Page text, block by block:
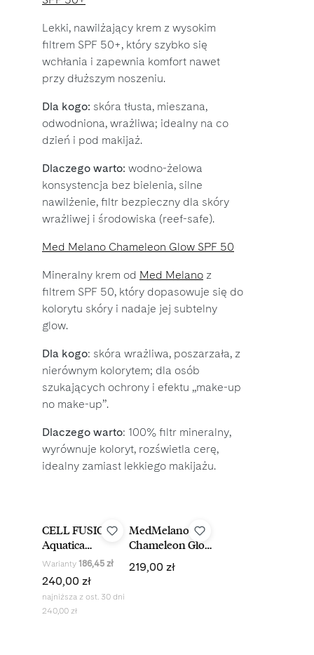
Lekki, nawilżający krem z wysokim
filtrem SPF 50+, który szybko się
wchłania i zapewnia komfort nawet
przy dłuższym noszeniu.
Dla kogo: skóra tłusta, mieszana,
odwodniona, wrażliwa; idealny na co
dzień i pod makijaż.
Dlaczego warto: wodno-żelowa
konsystencja bez bielenia, silne
nawilżenie, filtr bezpieczny dla skóry
wrażliwej i środowiska (reef-safe).
Med Melano Chameleon Glow SPF 50
Mineralny krem od Med Melano z
filtrem SPF 50, który dopasowuje się do
kolorytu skóry i nadaje jej subtelny
glow.
Dla kogo: skóra wrażliwa, poszarzała, z
nierównym kolorytem; dla osób
szukających ochrony i efektu „make-up
no make-up”.
Dlaczego warto: 100% filtr mineralny,
wyrównuje koloryt, rozświetla cerę,
idealny zamiast lekkiego makijażu.
CELL FUSION C
Aquatica
Sunscreen 100
nawilżający krem
z filtrem SPF 2x35
ml
Warianty 186,45 zł
Cena regularna:
240,00 zł
najniższa z ost. 30 dni
240,00 zł
MedMelano
Chameleon Glow
mineralny 50 ml
Cena regularna:
219,00 zł